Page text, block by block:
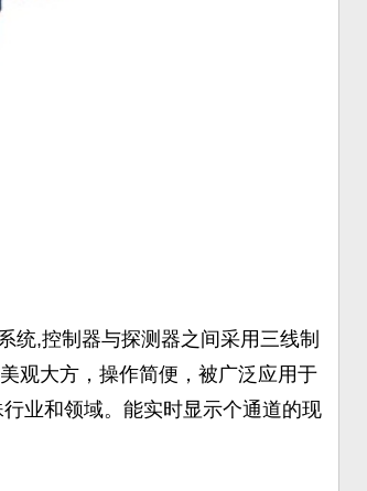
统,控制器与探测器之间采用三线制
观大方，操作简便，被广泛应用于
业和领域。能实时显示个通道的现